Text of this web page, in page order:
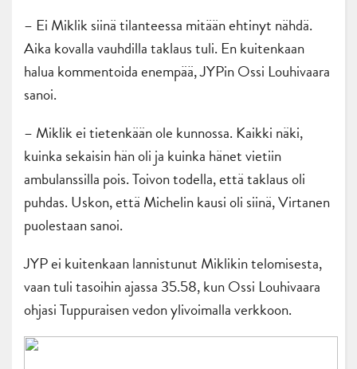
– Ei Miklik siinä tilanteessa mitään ehtinyt nähdä.
Aika kovalla vauhdilla taklaus tuli. En kuitenkaan
halua kommentoida enempää, JYPin Ossi Louhivaara
sanoi.
– Miklik ei tietenkään ole kunnossa. Kaikki näki,
kuinka sekaisin hän oli ja kuinka hänet vietiin
ambulanssilla pois. Toivon todella, että taklaus oli
puhdas. Uskon, että Michelin kausi oli siinä, Virtanen
puolestaan sanoi.
JYP ei kuitenkaan lannistunut Miklikin telomisesta,
vaan tuli tasoihin ajassa 35.58, kun Ossi Louhivaara
ohjasi Tuppuraisen vedon ylivoimalla verkkoon.